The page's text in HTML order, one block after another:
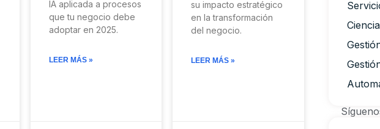
IA aplicada a procesos
que tu negocio debe
adoptar en 2025.
LEER MÁS »
su impacto estratégico
en la transformación
del negocio.
LEER MÁS »